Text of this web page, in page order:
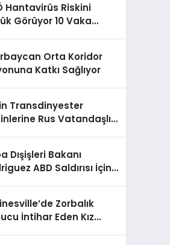
Hantavirüs Riskini
Görüyor 10 Vaka
Orta Koridor
Katkı Sağlıyor
Transdinyester
Rus Vatandaşlığı
Dışişleri Bakanı
ABD Saldırısı İçin
Zorbalık
İntihar Eden Kız